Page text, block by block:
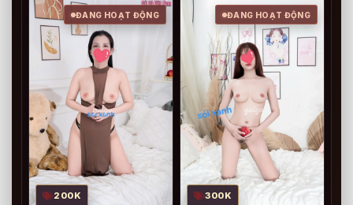
ĐANG HOẠT ĐỘNG
200K
ĐANG HOẠT ĐỘNG
300K